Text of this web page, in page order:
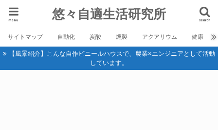
悠々自適生活研究所 search
menu
サイトマップ 自動化 炭酸 燻製 アクアリウム 健康
【風景紹介】こんな自作ビニールハウスで、農業×エンジニアとして活動
しています。